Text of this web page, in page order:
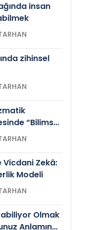
insan
Nevzat TARHAN
zihinsel
Nevzat TARHAN
“Bilimsel
Nevzat TARHAN
Vicdani Zekâ:
Modeli
Nevzat TARHAN
Olmak
Anlamına